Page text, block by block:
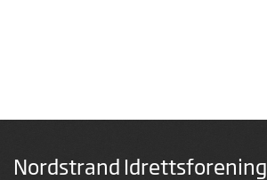
Nordstrand Idrettsforening